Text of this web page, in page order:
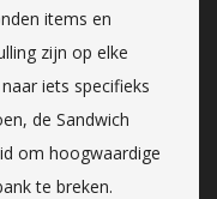
items en
zijn op elke
iets specifieks
de Sandwich
om hoogwaardige
te breken.